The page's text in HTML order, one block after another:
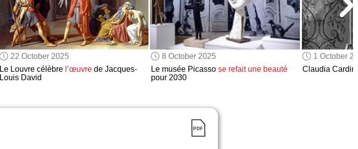
GIFT CARDS
OTHER LANGUAGES
ABOUT US
ALEXA
ADJUST COLORS
22 October 2025
Le Louvre célèbre l’œuvrede Jacques-
Louis David
8 October 2025
Le musée Picasso se refait une beauté
pour 2030
1 October
Claudia